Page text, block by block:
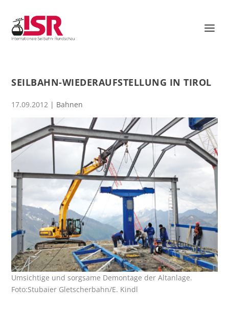
SEILBAHN-WIEDERAUFSTELLUNG IN TIROL
17.09.2012 | Bahnen
Umsichtige und sorgsame Demontage der Altanlage.
Foto:Stubaier Gletscherbahn/E. Kindl